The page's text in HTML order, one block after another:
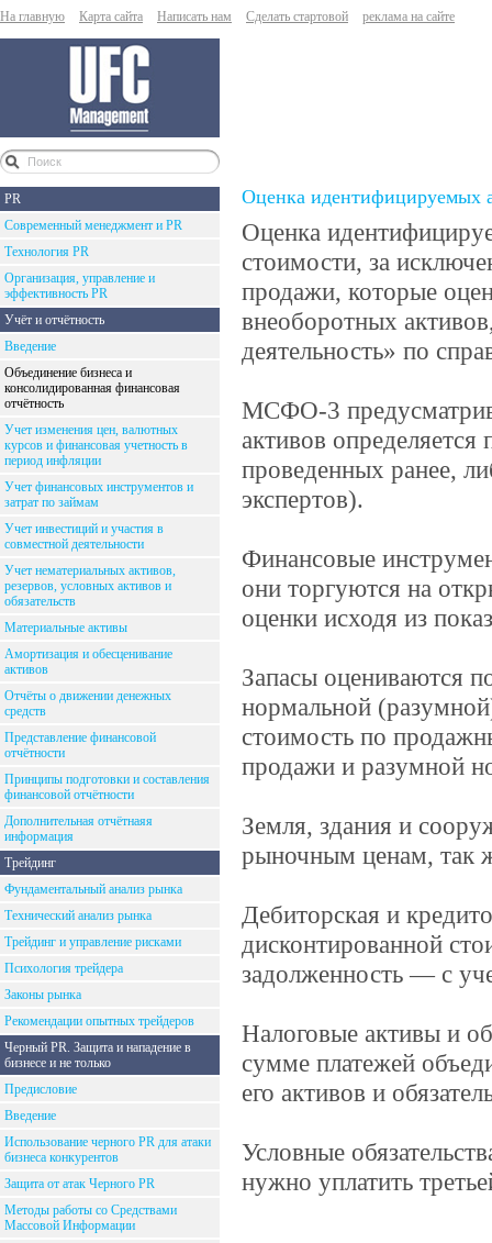
На главную Карта сайта Написать нам Сделать стартовой реклама на сайте
PR
Современный менеджмент и PR
Технология PR
Организация, управление и
эффективность PR
Учёт и отчётность
Введение
Объединение бизнеса и
консолидированная финансовая
отчётность
Учет изменения цен, валютных
курсов и финансовая учетность в
период инфляции
Учет финансовых инструментов и
затрат по займам
Учет инвестиций и участия в
совместной деятельности
Учет нематериальных активов,
резервов, условных активов и
обязательств
Материальные активы
Амортизация и обесценивание
активов
Отчёты о движении денежных
средств
Представление финансовой
отчётности
Принципы подготовки и составления
финансовой отчётности
Дополнительная отчётнаяя
информация
Трейдинг
Фундаментальный анализ рынка
Технический анализ рынка
Трейдинг и управление рисками
Психология трейдера
Законы рынка
Рекомендации опытных трейдеров
Черный PR. Защита и нападение в
бизнесе и не только
Предисловие
Введение
Использование черного PR для атаки
бизнеса конкурентов
Защита от атак Черного PR
Методы работы со Средствами
Массовой Информации
Оценка идентифицируемых
Оценка
стоимости, за
продажи, которые
внеоборотных
деятельность» по
МСФО-3
активов
проведенных ранее,
экспертов).
Финансовые
они торгуются на
оценки исходя из
Запасы оцениваются
нормальной
стоимость по
продажи и разумной
Земля, здания и
рыночным ценам, так
Дебиторская и
дисконтированной
задолженность — с
Налоговые активы и
сумме платежей
его активов и
Условные
нужно уплатить